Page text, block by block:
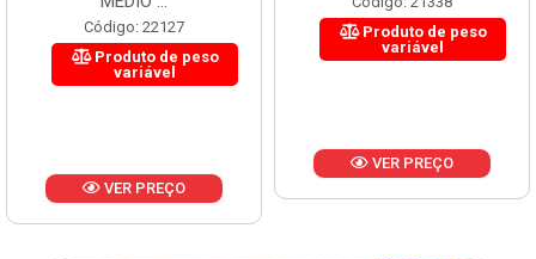
Código: 22127
Produto de peso
variável
VER PREÇO
Produto de peso
variável
VER PREÇO